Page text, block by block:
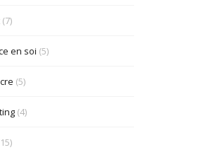
(7)
en soi (5)
(5)
(4)